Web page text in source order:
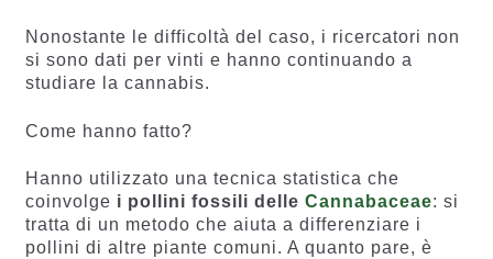
Nonostante le difficoltà del caso, i ricercatori non
si sono dati per vinti e hanno continuando a
studiare la cannabis.
Come hanno fatto?
Hanno utilizzato una tecnica statistica che
coinvolge i pollini fossili delle Cannabaceae: si
tratta di un metodo che aiuta a differenziare i
pollini di altre piante comuni. A quanto pare, è